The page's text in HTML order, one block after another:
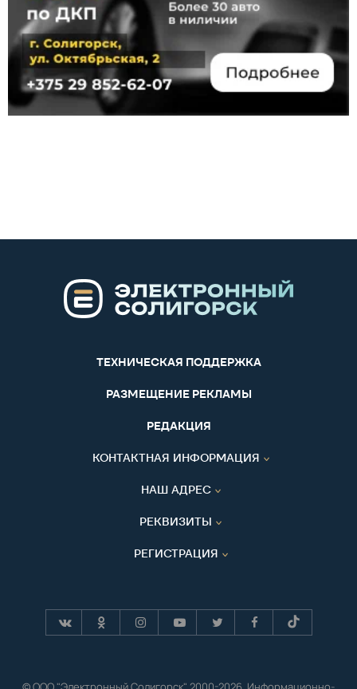
ТЕХНИЧЕСКАЯ ПОДДЕРЖКА
РАЗМЕЩЕНИЕ РЕКЛАМЫ
РЕДАКЦИЯ
КОНТАКТНАЯ ИНФОРМАЦИЯ
НАШ АДРЕС
РЕКВИЗИТЫ
РЕГИСТРАЦИЯ